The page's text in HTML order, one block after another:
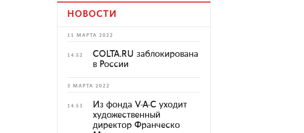
НОВОСТИ
11 МАРТА 2022
14:52
COLTA.RU заблокирована
в России
3 МАРТА 2022
14:53
Из фонда V-A-C уходит
художественный
директор Франческо